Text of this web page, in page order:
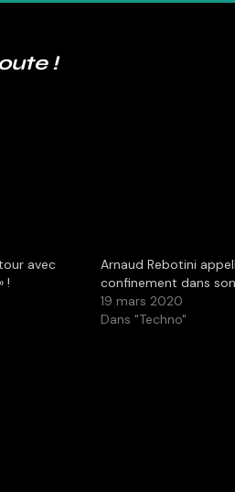
!
avec
!
Arnaud Rebotini
confinement dans
19 mars 2020
Dans "Techno"